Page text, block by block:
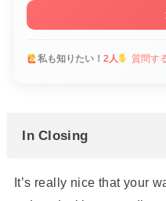
私も知りたい！ 2人 質問す
In Closing
It’s really nice that your